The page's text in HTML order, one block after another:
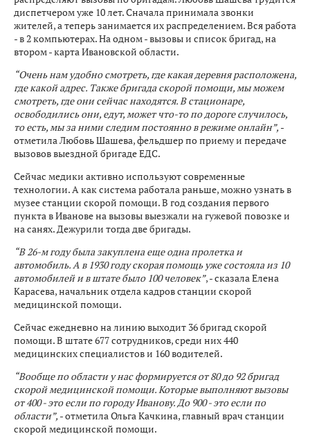
диспетчером уже 10 лет. Сначала принимала звонки
жителей, а теперь занимается их распределением. Вся работа
- в 2 компьютерах. На одном - вызовы и список бригад, на
втором - карта Ивановской области.
“Очень нам удобно смотреть, где какая деревня расположена,
где какой адрес. Также бригада скорой помощи, мы можем
смотреть, где они сейчас находятся. В стационаре,
освободились они, едут, может что-то по дороге случилось,
то есть, мы за ними следим постоянно в режиме онлайн”, -
отметила Любовь Шашева, фельдшер по приему и передаче
вызовов выездной бригаде ЕДС.
Сейчас медики активно используют современные
технологии. А как система работала раньше, можно узнать в
музее станции скорой помощи. В год создания первого
пункта в Иванове на вызовы выезжали на гужевой повозке и
на санях. Дежурили тогда две бригады.
“В 26-м году была закуплена еще одна пролетка и
автомобиль. А в 1930 году скорая помощь уже состояла из 10
автомобилей и в штате было 100 человек”, - сказала Елена
Карасева, начальник отдела кадров станции скорой
медицинской помощи.
Сейчас ежедневно на линию выходит 36 бригад скорой
помощи. В штате 677 сотрудников, среди них 440
медицинских специалистов и 160 водителей.
“Вообще по области у нас формируется от 80 до 92 бригад
скорой медицинской помощи. Которые выполняют вызовы
от 400 - это если по городу Иванову. До 900 - это если по
области”, - отметила Ольга Качкина, главный врач станции
скорой медицинской помощи.